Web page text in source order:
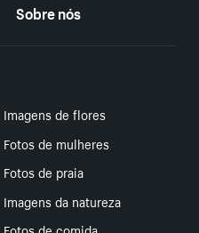
Sobre nós
Imagens de flores
Fotos de mulheres
Fotos de praia
Imagens da natureza